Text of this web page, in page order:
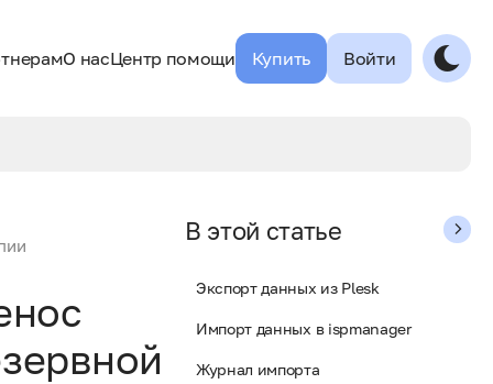
О насЦентр помощи Купить Войти
В этой статье
Экспорт данных из Plesk
Импорт данных в ispmanager
Журнал импорта